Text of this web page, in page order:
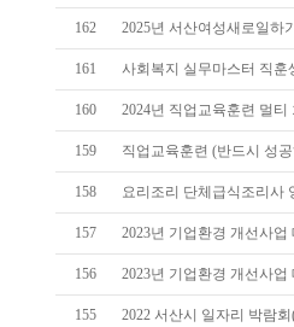
162 2025년 서산여성새로일하
161 사회복지 실무마스터 직훈
160 2024년 직업교육훈련 멀
159 직업교육훈련 (반드시 성
158 요리조리 단체급식조리사
157 2023년 기업환경 개선사
156 2023년 기업환경 개선사
155 2022 서산시 일자리 박람회